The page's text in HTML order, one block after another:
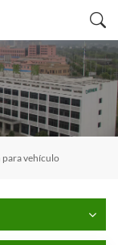
para vehículo